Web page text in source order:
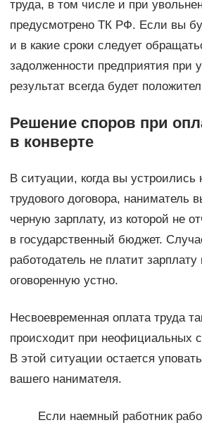
труда, в том числе и при
предусмотрено ТК РФ. Если вы
и в какие сроки следует
задолженности предприятия при
результат всегда будет
Решение споров при
в конверте
В ситуации, когда вы устроились
трудового договора, наниматель
черную зарплату, из которой не
в государственный бюджет.
работодатель не платит зарплату
оговоренную устно.
Несвоевременная оплата труда
происходит при неофициальных
В этой ситуации остается
вашего нанимателя.
Если наемный работник